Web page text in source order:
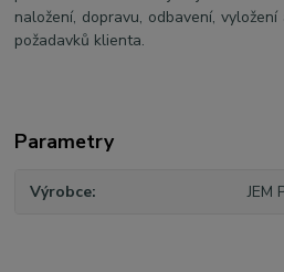
naložení, dopravu, odbavení,
požadavků klienta.
Parametry
Výrobce JEM